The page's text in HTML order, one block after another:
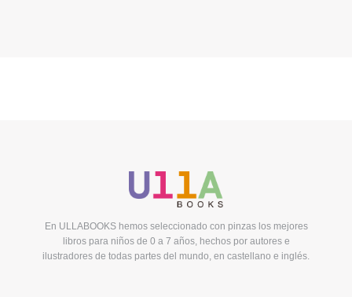
En ULLABOOKS hemos seleccionado con pinzas los mejores
libros para niños de 0 a 7 años, hechos por autores e
ilustradores de todas partes del mundo, en castellano e inglés.